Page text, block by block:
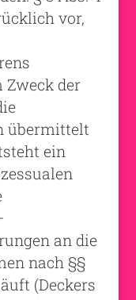
vor,
Zweck der
übermittelt
ein
an die
nach §§
(Deckers